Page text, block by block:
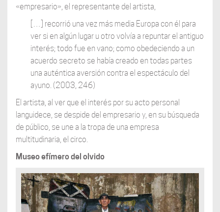
«empresario», el representante del artista,
[…] recorrió una vez más media Europa con él para
ver si en algún lugar u otro volvía a repuntar el antiguo
interés; todo fue en vano; como obedeciendo a un
acuerdo secreto se había creado en todas partes
una auténtica aversión contra el espectáculo del
ayuno. (2003, 246)
El artista, al ver que el interés por su acto personal
languidece, se despide del empresario y, en su búsqueda
de público, se une a la tropa de una empresa
multitudinaria, el circo.
Museo efímero del olvido